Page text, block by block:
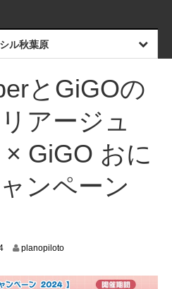
ル秋葉原
とGiGOの
アージュ
GiGO おに
ンペーン
9
9
planopiloto